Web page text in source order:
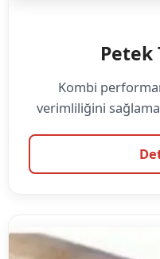
Petek
Kombi
verimliliğini